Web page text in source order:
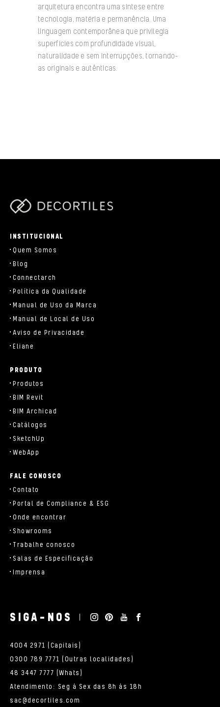
arquitetura encontra uma síntese entre
tecnologia, matéria e permanência. Uma
linguagem contemporânea que privilegia
superfícies com profundidade visual,
naturalidade e sem interrupções, tornando-
as originais e autênticas.
INSTITUCIONAL
Quem Somos
Blog
Connectarch
Política da Qualidade
Manual de Uso da Marca
Manual de Local de Uso
Aviso de Privacidade
Eliane
PRODUTO
Produtos
BIM Revit
BIM Archicad
Catálogos
SketchUp
WebApp
FALE CONOSCO
Contato
Portal de Compliance & ESG
Onde encontrar
Showrooms
Trabalhe conosco
Salas de Especificação
Imprensa
SIGA-NOS
4004 2971 (Capitais)
0300 789 7771 (Outras localidades)
48 3447 7777 (Whats)
Atendimento: Seg à Sex das 8h às 18h
sac@decortiles.com